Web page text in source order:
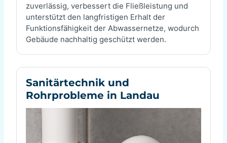
zuverlässig, verbessert die Fließleistung und
unterstützt den langfristigen Erhalt der
Funktionsfähigkeit der Abwassernetze, wodurch
Gebäude nachhaltig geschützt werden.
Sanitärtechnik und
Rohrprobleme in Landau